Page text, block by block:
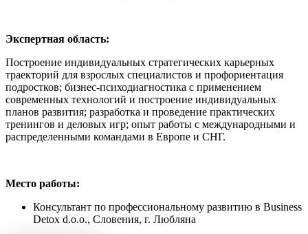
Экспертная область:
Построение индивидуальных стратегических карьерных
траекторий для взрослых специалистов и профориентация
подростков; бизнес-психодиагностика с применением
современных технологий и построение индивидуальных
планов развития; разработка и проведение практических
тренингов и деловых игр; опыт работы с международными и
распределенными командами в Европе и СНГ.
Место работы:
Консультант по профессиональному развитию в Business
Detox d.o.o., Словения, г. Любляна